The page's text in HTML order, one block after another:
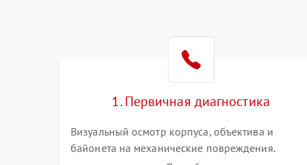
Коммуникации и интерфейсы
1. Первичная диагностика
Визуальный осмотр корпуса, объектива и
байонета на механические повреждения.